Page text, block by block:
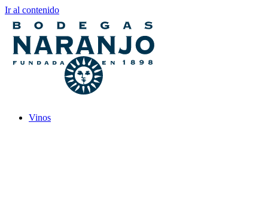
Ir al contenido
Vinos